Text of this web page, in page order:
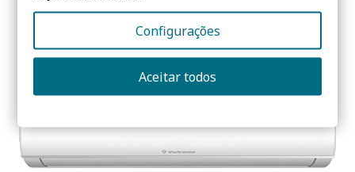
AR CONDICIONADO R32 MULTI-SPLIT
EASY 2 COOL
Configurações
Aceitar todos